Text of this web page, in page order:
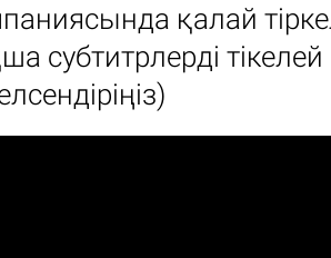
қалай
субтитрлерді тікелей